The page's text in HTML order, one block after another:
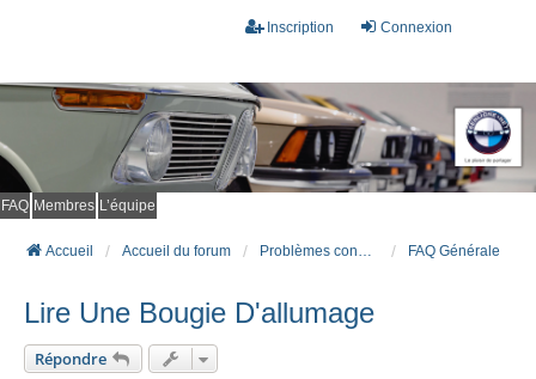
Connexion
Inscription
FAQ Membres L’équipe
Accueil Accueil du forum Problèmes connus et résolus (FAQ) FAQ Générale
Lire Une Bougie D'allumage
Répondre